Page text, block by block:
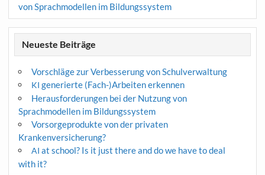
von Sprachmodellen im Bildungssystem
Neueste Beiträge
Vorschläge zur Verbesserung von Schulverwaltung
KI generierte (Fach-)Arbeiten erkennen
Herausforderungen bei der Nutzung von
Sprachmodellen im Bildungssystem
Vorsorgeprodukte von der privaten
Krankenversicherung?
AI at school? Is it just there and do we have to deal
with it?